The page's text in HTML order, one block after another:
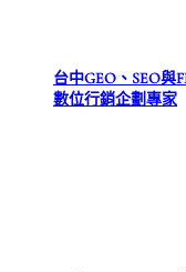
台中GEO、SEO與
數位行銷企劃專家